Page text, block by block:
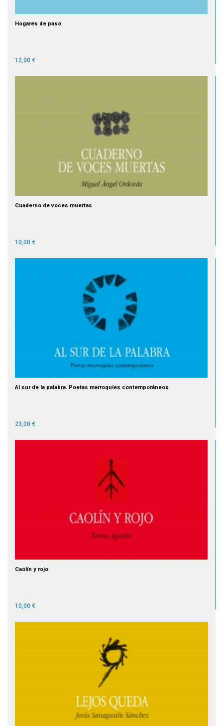
Hogares de paso
12,00 €
Cuaderno de voces muertas
10,00 €
Al sur de la palabra. Poetas marroquíes contemporáneos
23,00 €
Caolín y rojo
10,00 €